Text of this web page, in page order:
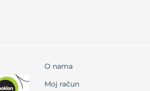
O nama
Moj račun